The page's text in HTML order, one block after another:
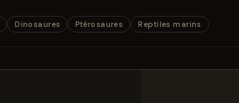
Dinosaures Ptérosaures Reptiles marins